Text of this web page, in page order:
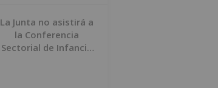
La Junta no asistirá a
la Conferencia
Sectorial de Infancia